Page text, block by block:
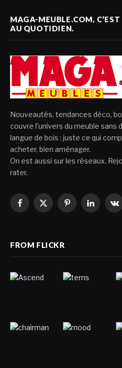
MAGA-MEUBLE.COM,
AU QUOTIDIEN.
Nouveautés, tendances déco,
couvre l'univers du meuble sans
langue de bois : juste ce qui
acheter, bien aménager.
On est aussi sur les réseaux.
rater.
Facebook
X
PinterestLinkedIn
FROM FLICKR